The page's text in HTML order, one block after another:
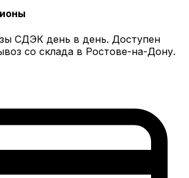
СДЭК день в день. Доступен
со склада в Ростове-на-Дону.